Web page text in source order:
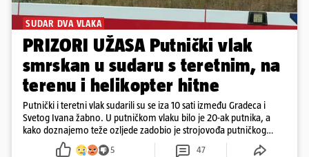
SUDAR DVA VLAKA
PRIZORI UŽASA Putnički vlak
smrskan u sudaru s teretnim, na
terenu i helikopter hitne
Putnički i teretni vlak sudarili su se iza 10 sati između Gradeca i
Svetog Ivana žabno. U putničkom vlaku bilo je 20-ak putnika, a
kako doznajemo teže ozljede zadobio je strojovođa putničkog
vlaka. Zatvoren je promet, a fotoreporteri Prigorskog objavili su
prve snimke s mjesta sudara
5 47